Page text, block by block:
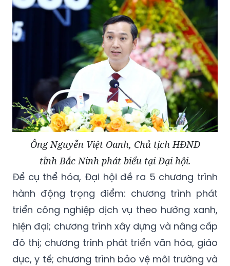
Ông Nguyễn Việt Oanh, Chủ tịch HĐND
tỉnh Bắc Ninh phát biểu tại Đại hội.
Để cụ thể hóa, Đại hội đề ra 5 chương trình
hành động trọng điểm: chương trình phát
triển công nghiệp dịch vụ theo hướng xanh,
hiện đại; chương trình xây dựng và nâng cấp
đô thị; chương trình phát triển văn hóa, giáo
dục, y tế; chương trình bảo vệ môi trường và